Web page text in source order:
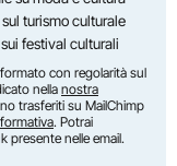
turismo culturale
festival culturali
con regolarità sul
nella nostra
trasferiti su MailChimp
. Potrai
presente nelle email.